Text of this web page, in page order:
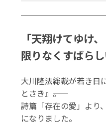
「天翔けてゆけ、
限りなくすばらし
大川隆法総裁が若き日
とさき』――。
詩篇「存在の愛」より
になりました。